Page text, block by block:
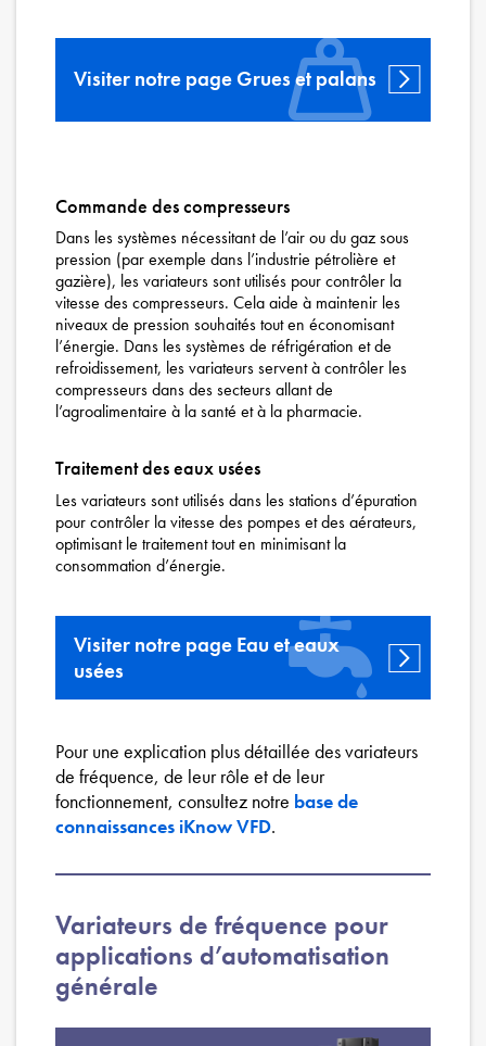
Visiter notre page Grues et palans
Commande des compresseurs
Dans les systèmes nécessitant de l’air ou du gaz sous
pression (par exemple dans l’industrie pétrolière et
gazière), les variateurs sont utilisés pour contrôler la
vitesse des compresseurs. Cela aide à maintenir les
niveaux de pression souhaités tout en économisant
l’énergie. Dans les systèmes de réfrigération et de
refroidissement, les variateurs servent à contrôler les
compresseurs dans des secteurs allant de
l’agroalimentaire à la santé et à la pharmacie.
Traitement des eaux usées
Les variateurs sont utilisés dans les stations d’épuration
pour contrôler la vitesse des pompes et des aérateurs,
optimisant le traitement tout en minimisant la
consommation d’énergie.
Visiter notre page Eau et eaux
usées
Pour une explication plus détaillée des variateurs
de fréquence, de leur rôle et de leur
fonctionnement, consultez notre base de
connaissances iKnow VFD.
Variateurs de fréquence pour
applications d’automatisation
générale